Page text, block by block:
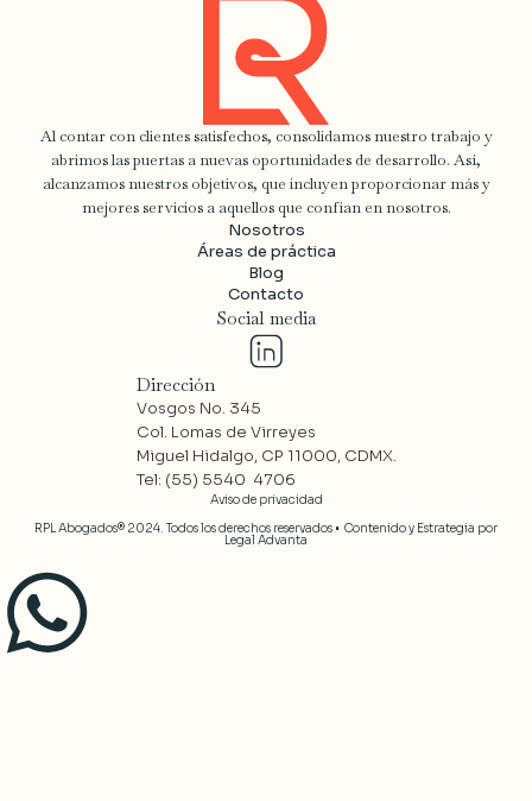
Al contar con clientes satisfechos, consolidamos nuestro trabajo y
abrimos las puertas a nuevas oportunidades de desarrollo. Así,
alcanzamos nuestros objetivos, que incluyen proporcionar más y
mejores servicios a aquellos que confían en nosotros.
Nosotros
Áreas de práctica
Blog
Contacto
Social media
Dirección
Vosgos No. 345
Col. Lomas de Virreyes
Miguel Hidalgo, CP 11000, CDMX.
Tel: (55) 5540 4706
Aviso de privacidad
RPL Abogados® 2024. Todos los derechos reservados • Contenido y Estrategia por
Legal Advanta